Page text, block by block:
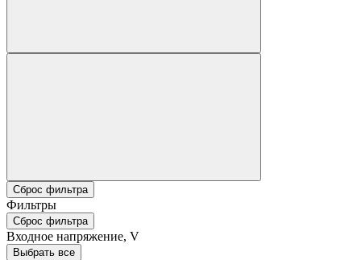
Сброс фильтра
Фильтры
Сброс фильтра
Входное напряжение, V
Выбрать все